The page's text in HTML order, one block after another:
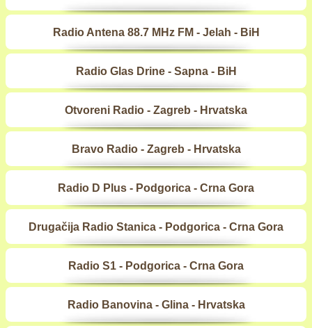
Radio Antena 88.7 MHz FM - Jelah - BiH
Radio Glas Drine - Sapna - BiH
Otvoreni Radio - Zagreb - Hrvatska
Bravo Radio - Zagreb - Hrvatska
Radio D Plus - Podgorica - Crna Gora
Drugačija Radio Stanica - Podgorica - Crna Gora
Radio S1 - Podgorica - Crna Gora
Radio Banovina - Glina - Hrvatska